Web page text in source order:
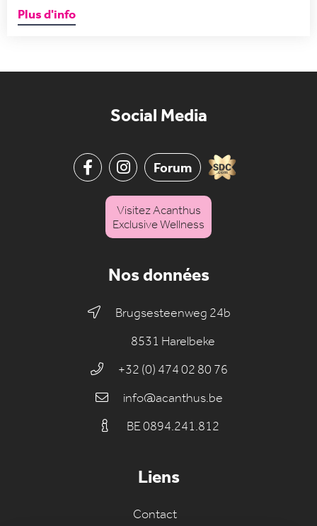
Plus d'info
Nos données
Brugsesteenweg 24b
8531 Harelbeke
+32 (0) 474 02 80 76
info@acanthus.be
BE 0894.241.812
Liens
Contact
Social Media
Forum
Visitez Acanthus
Exclusive Wellness